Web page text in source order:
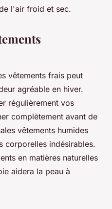
l'air froid et sec.
vêtements frais peut
agréable en hiver.
régulièrement vos
complètement avant de
vêtements humides
corporelles indésirables.
en matières naturelles
aidera la peau à